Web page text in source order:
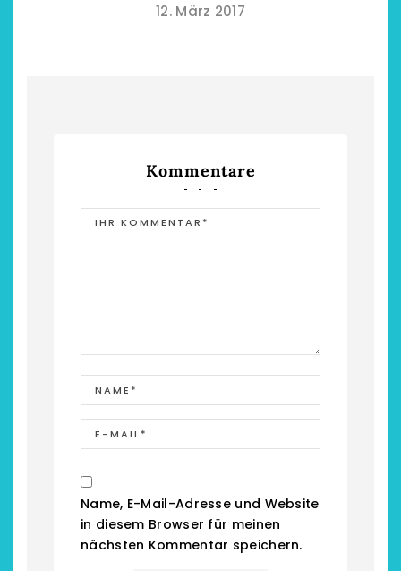
12. März 2017
Kommentare
Name, E-Mail-Adresse und Website
in diesem Browser für meinen
nächsten Kommentar speichern.